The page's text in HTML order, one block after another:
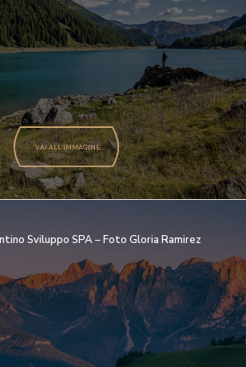
VAI ALL'IMMAGINE
Sviluppo SPA – Foto Gloria Ramirez